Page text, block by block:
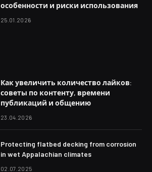
особенности и риски использования
25.01.2026
Как увеличить количество лайков:
советы по контенту, времени
публикаций и общению
23.04.2026
Protecting flatbed decking from corrosion
in wet Appalachian climates
02.07.2025